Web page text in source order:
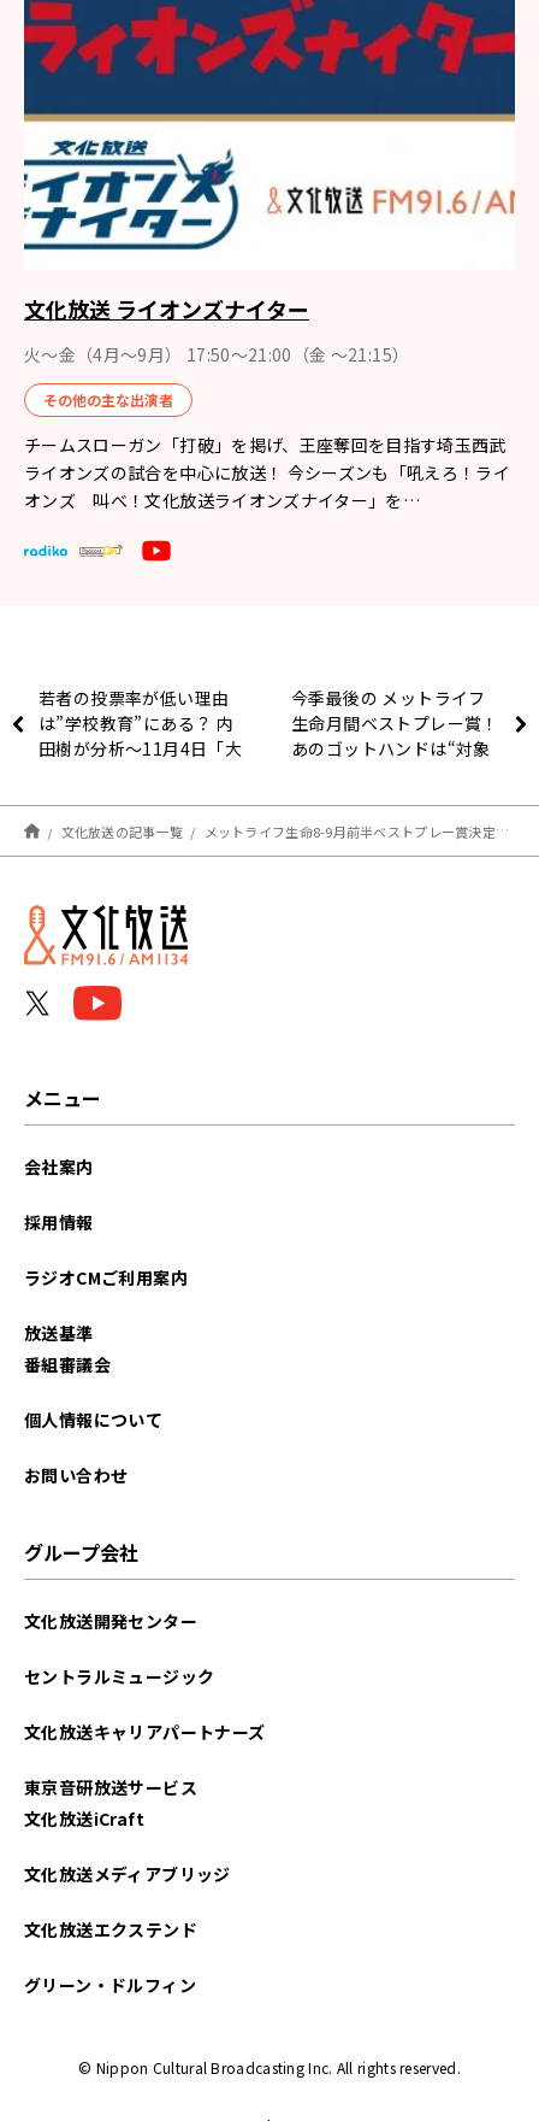
文化放送 ライオンズナイター
火～金（4月〜9月） 17:50～21:00（金 ～21:15）
その他の主な出演者
チームスローガン「打破」を掲げ、王座奪回を目指す埼玉西武
ライオンズの試合を中心に放送！ 今シーズンも「吼えろ！ライ
オンズ 叫べ！文化放送ライオンズナイター」を…
若者の投票率が低い理由
は”学校教育”にある？ 内
田樹が分析〜11月4日「大
オ」
今季最後の メットライフ
生命月間ベストプレー賞！
あのゴットハンドは“対象
文化放送の記事一覧 メットライフ生命8-9月前半ベストプレー賞決定！完封の今井「ワンチャンあると」(ライオンズナイター)
メニュー
会社案内
採用情報
ラジオCMご利用案内
放送基準
番組審議会
個人情報について
お問い合わせ
グループ会社
文化放送開発センター
セントラルミュージック
文化放送キャリアパートナーズ
東京音研放送サービス
文化放送iCraft
文化放送メディアブリッジ
文化放送エクステンド
グリーン・ドルフィン
© Nippon Cultural Broadcasting Inc. All rights reserved.